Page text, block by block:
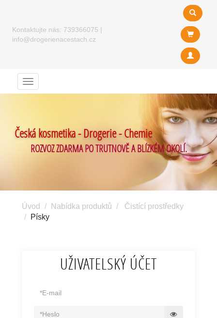
Kontaktujte nás: 739366075 |
info@drogerienacestach.cz
Menu
Česká kosmetika - Drogerie - Chemie
ROZVOZ ZDARMA PO TRUTNOVĚ A BLÍZKÉM OKOLÍ.
Úvod Nabídka produktů
Čistící prostředky
Písky
UŽIVATELSKÝ ÚČET